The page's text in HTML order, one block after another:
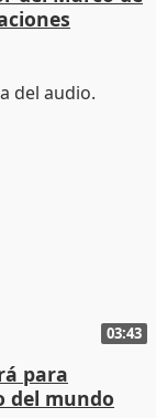
03:43
para
del mundo